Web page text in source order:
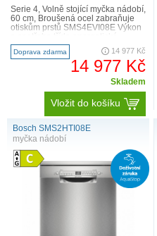
Serie 4, Volně stojící myčka nádobí,
60 cm, Broušená ocel zabraňuje
otiskům prstů SMS4EVI08E Výkon
účinnosti:1 B ..
Doprava zdarma 14 977 Kč
14 977 Kč
Skladem
Vložit do košíku
Bosch SMS2HTI08E
myčka nádobí